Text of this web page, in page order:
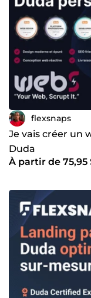
flexsnaps
Je vais créer un
Duda
À partir de 75,95